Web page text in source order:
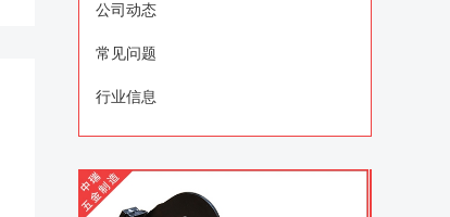
公司动态
常见问题
行业信息